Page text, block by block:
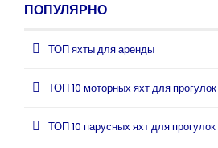
ПОПУЛЯРНО
ТОП яхты для аренды
ТОП 10 моторных яхт для прогулок
ТОП 10 парусных яхт для прогулок